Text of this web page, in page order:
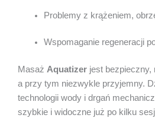
Problemy z krążeniem,
Wspomaganie regeneracji
Masaż Aquatizer jest bezpieczny,
a przy tym niezwykle przyjemny.
technologii wody i drgań
szybkie i widoczne już po kilku